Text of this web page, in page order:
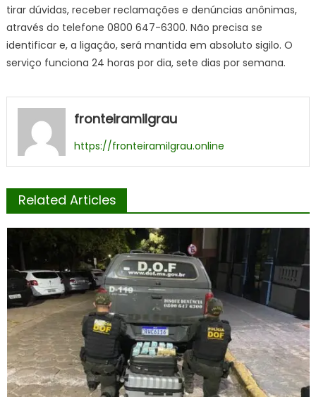
tirar dúvidas, receber reclamações e denúncias anônimas,
através do telefone 0800 647-6300. Não precisa se
identificar e, a ligação, será mantida em absoluto sigilo. O
serviço funciona 24 horas por dia, sete dias por semana.
fronteiramilgrau
https://fronteiramilgrau.online
Related Articles